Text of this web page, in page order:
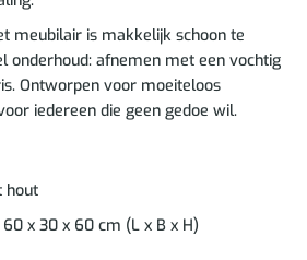
meubilair is makkelijk schoon te
onderhoud: afnemen met een vochtig
Ontworpen voor moeiteloos
iedereen die geen gedoe wil.
hout
x 30 x 60 cm (L x B x H)